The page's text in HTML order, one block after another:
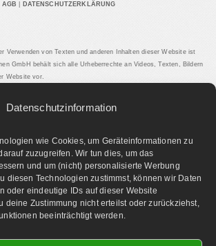
Datenschutzinformation
wie Cookies, um Geräteinformationen zu
zuzugreifen. Wir tun dies, um das
und um (nicht) personalisierte Werbung
diesen Technologien zustimmst, können wir Daten
oder eindeutige IDs auf dieser Website
deine Zustimmung nicht erteilst oder zurückziehst,
beeinträchtigt werden.
AGB DATENSCHUTZERKLÄRUNG
Verwenden von Texten und anderen Inhalten dieser Website ist
GmbH behält sich alle Urheberrechte an Videos, Texten, Bildern
Website vor.